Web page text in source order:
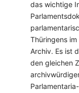
das wichtige
Thüringens
Archiv. Es ist
den gleichen